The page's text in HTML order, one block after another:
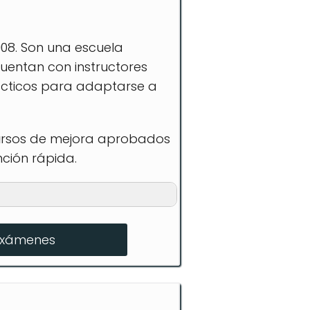
Son una escuela
con instructores
para adaptarse a
de mejora aprobados
rápida.